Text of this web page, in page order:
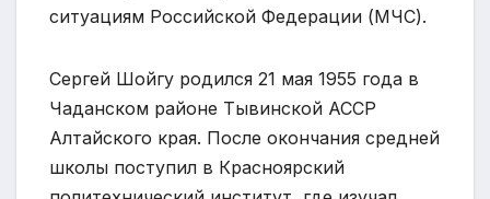
ситуациям Российской Федерации (МЧС).
Сергей Шойгу родился 21 мая 1955 года в
Чаданском районе Тывинской АССР
Алтайского края. После окончания средней
школы поступил в Красноярский